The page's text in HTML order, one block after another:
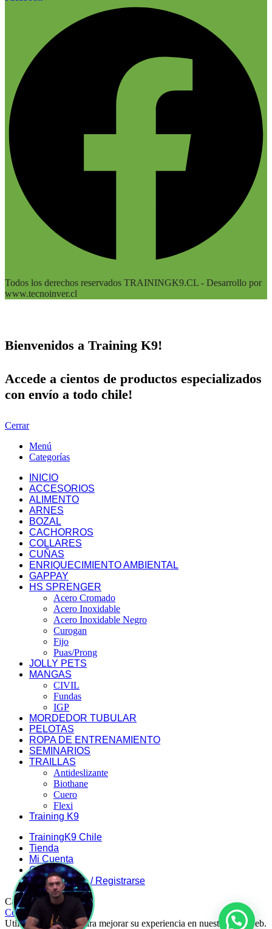
Todos los derechos reservados TRAININGK9.CL - Desarrollo por
www.tecnoinver.cl
Bienvenidos a Training K9!
Accede a cientos de productos especializados
con envío a todo chile!
Cerrar
Menú
Categorías
INICIO
ACCESORIOS
ALIMENTO
ARNES
BOZAL
CACHORROS
COLLARES
CUÑAS
ENRIQUECIMIENTO AMBIENTAL
GAPPAY
HS SPRENGER
Acero Cromado
Acero Inoxidable
Acero Inoxidable Negro
Curogan
Fijo
Puas/Prong
JOLLY PETS
MANGAS
CIVIL
Fundas
IGP
MORDEDOR TUBULAR
PELOTAS
ROPA DE ENTRENAMIENTO
SEMINARIOS
TRAILLAS
Antideslizante
Biothane
Cuero
Flexi
Training K9
TrainingK9 Chile
Tienda
Mi Cuenta
Carrito
Iniciar Sesión / Registrarse
Carrito de compra
Cerrar
Utilizamos cookies para mejorar su experiencia en nuestro sitio web.